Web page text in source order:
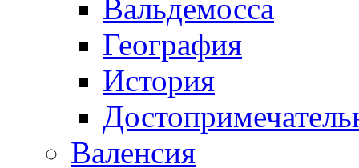
Вальдемосса
География
История
Валенсия